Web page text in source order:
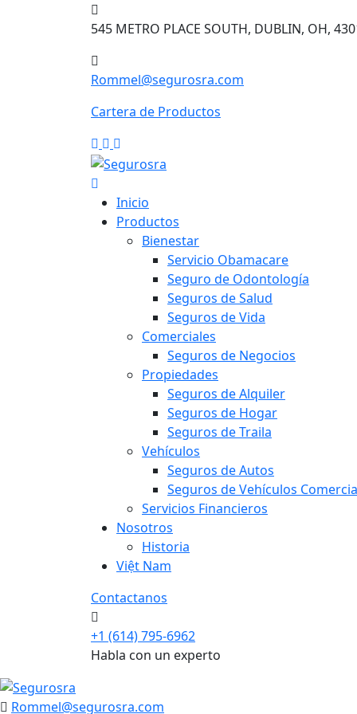
545 METRO PLACE SOUTH, DUBLIN, OH,
Rommel@segurosra.com
Cartera de Productos
Inicio
Productos
Bienestar
Servicio Obamacare
Seguro de Odontología
Seguros de Salud
Seguros de Vida
Comerciales
Seguros de Negocios
Propiedades
Seguros de Alquiler
Seguros de Hogar
Seguros de Traila
Vehículos
Seguros de Autos
Seguros de Vehículos
Servicios Financieros
Nosotros
Historia
Việt Nam
Contactanos
+1 (614) 795-6962
Habla con un experto
Rommel@segurosra.com